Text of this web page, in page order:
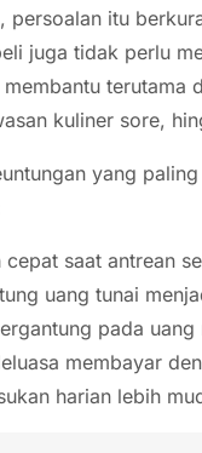
persoalan itu
juga tidak perlu
kuliner sore,
yang
cepat saat antrean
uang tunai
pada uang
membayar
harian lebih